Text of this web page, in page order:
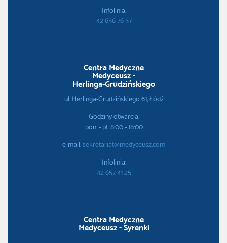
Infolinia:
42 656 76 57
Centra Medyczne
Medyceusz -
Herlinga-Grudzińskiego
ul. Herlinga-Grudzińskiego 61, Łódź
Godziny otwarcia:
pon. - pt. 8:00 - 18:00
e-mail:sekretariat@medyceusz.com
Infolinia:
42 657 41 25
Centra Medyczne
Medyceusz - Syrenki